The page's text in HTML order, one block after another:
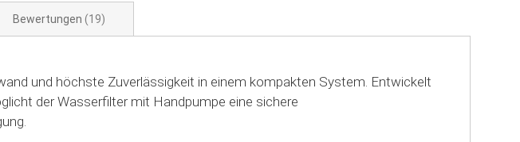
Bewertungen 19
und höchste Zuverlässigkeit in einem kompakten System. Entwickelt
der Wasserfilter mit Handpumpe eine sichere